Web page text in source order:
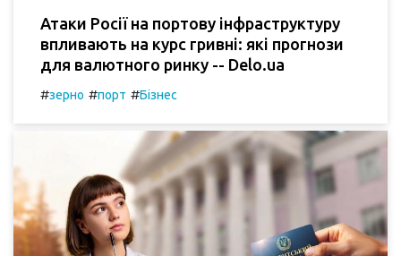
Атаки Росії на портову інфраструктуру
впливають на курс гривні: які прогнози
для валютного ринку -- Delo.ua
#зерно #порт #Бізнес